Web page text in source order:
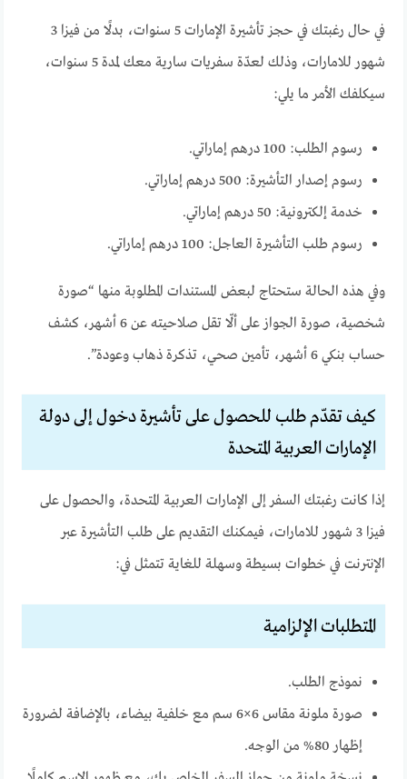
في حال رغبتك في حجز تأشيرة الإمارات 5 سنوات، بدلًا من فيزا 3
شهور للامارات، وذلك لعدّة سفريات سارية معك لمدة 5 سنوات،
سيكلفك الأمر ما يلي:
رسوم الطلب: 100 درهم إماراتي.
رسوم إصدار التأشيرة: 500 درهم إماراتي.
خدمة إلكترونية: 50 درهم إماراتي.
رسوم طلب التأشيرة العاجل: 100 درهم إماراتي.
وفي هذه الحالة ستحتاج لبعض المستندات المطلوبة منها “صورة
شخصية، صورة الجواز على ألّا تقل صلاحيته عن 6 أشهر، كشف
حساب بنكي 6 أشهر، تأمين صحي، تذكرة ذهاب وعودة”.
كيف تقدّم طلب للحصول على تأشيرة دخول إلى دولة
الإمارات العربية المتحدة
إذا كانت رغبتك السفر إلى الإمارات العربية المتحدة، والحصول على
فيزا 3 شهور للامارات، فيمكنك التقديم على طلب التأشيرة عبر
الإنترنت في خطوات بسيطة وسهلة للغاية تتمثل في:
المتطلبات الإلزامية
نموذج الطلب.
صورة ملونة مقاس 6×6 سم مع خلفية بيضاء، بالإضافة لضرورة
إظهار 80% من الوجه.